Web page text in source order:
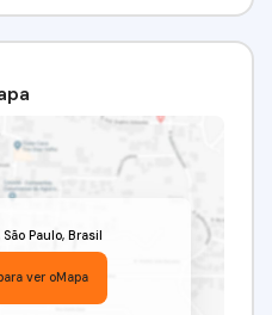
São Paulo, Brasil
ver oMapa